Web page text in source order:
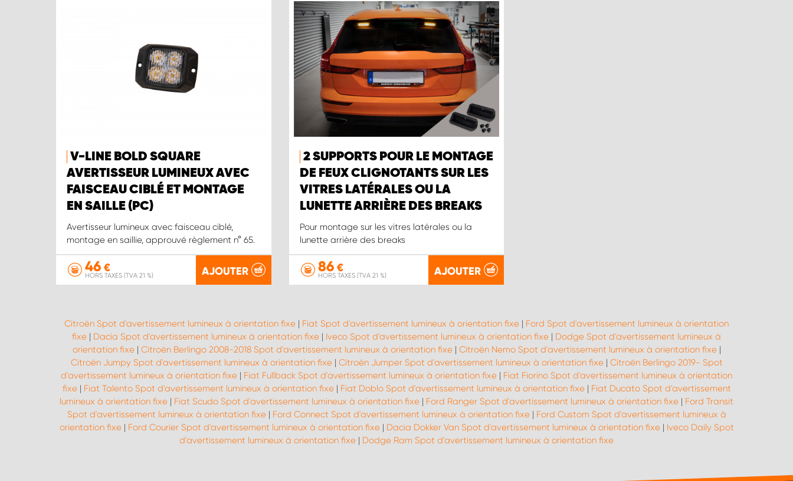
V-LINE BOLD SQUARE
AVERTISSEUR LUMINEUX AVEC
FAISCEAU CIBLÉ ET MONTAGE
EN SAILLE (PC)
Avertisseur lumineux avec faisceau ciblé,
montage en saillie, approuvé règlement n° 65.
46 €
HORS TAXES (TVA 21 %) AJOUTER
2 SUPPORTS POUR LE MONTAGE
DE FEUX CLIGNOTANTS SUR LES
VITRES LATÉRALES OU LA
LUNETTE ARRIÈRE DES BREAKS
Pour montage sur les vitres latérales ou la
lunette arrière des breaks
86€
HORS TAXES (TVA 21 %) AJOUTER
Citroën Spot d'avertissement lumineux à orientation fixe | Fiat Spot d'avertissement lumineux à orientation fixe | Ford Spot d'avertissement lumineux à orientation
fixe | Dacia Spot d'avertissement lumineux à orientation fixe | Iveco Spot d'avertissement lumineux à orientation fixe | Dodge Spot d'avertissement lumineux à
orientation fixe| Citroën Berlingo 2008-2018 Spot d'avertissement lumineux à orientation fixe| Citroën Nemo Spot d'avertissement lumineux à orientation fixe|
Citroën Jumpy Spot d'avertissement lumineux à orientation fixe| Citroën Jumper Spot d'avertissement lumineux à orientation fixe| Citroën Berlingo 2019- Spot
d'avertissement lumineux à orientation fixe | Fiat Fullback Spot d'avertissement lumineux à orientation fixe | Fiat Fiorino Spot d'avertissement lumineux à orientation
fixe| Fiat Talento Spot d'avertissement lumineux à orientation fixe| Fiat Doblo Spot d'avertissement lumineux à orientation fixe| Fiat Ducato Spot d'avertissement
lumineux à orientation fixe | Fiat Scudo Spot d'avertissement lumineux à orientation fixe | Ford Ranger Spot d'avertissement lumineux à orientation fixe | Ford Transit
Spot d'avertissement lumineux à orientation fixe| Ford Connect Spot d'avertissement lumineux à orientation fixe| Ford Custom Spot d'avertissement lumineux à
orientation fixe| Ford Courier Spot d'avertissement lumineux à orientation fixe| Dacia Dokker Van Spot d'avertissement lumineux à orientation fixe| Iveco Daily Spot
d'avertissement lumineux à orientation fixe | Dodge Ram Spot d'avertissement lumineux à orientation fixe